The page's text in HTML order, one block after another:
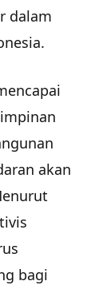
dalam
akan
bagi